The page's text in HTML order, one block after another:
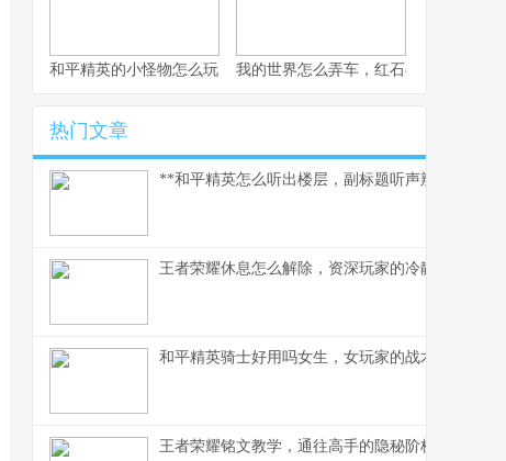
和平精英的小怪物怎么玩，战术细节与实战心得我的世界怎么弄车，红石与创造的交响
热门文章
**和平精英怎么听出楼层，副标题听声辨位决胜攻
王者荣耀休息怎么解除，资深玩家的冷静思考与
和平精英骑士好用吗女生，女玩家的战术美学与实
王者荣耀铭文教学，通往高手的隐秘阶梯副标题，